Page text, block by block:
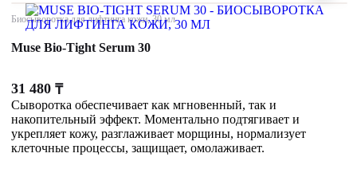
Биосыворотка для лифтинга кожи, 30 мл
Muse Bio-Tight Serum 30
31 480 ₸
Сыворотка обеспечивает как мгновенный, так и
накопительный эффект. Моментально подтягивает и
укрепляет кожу, разглаживает морщины, нормализует
клеточные процессы, защищает, омолаживает.